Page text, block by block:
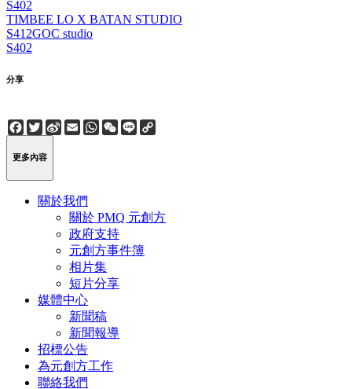
S402
TIMBEE LO X BATAN STUDIO
S412GOC studio
S402
分享
Facebook
Twitter
Sina
Weibo
EmailWhatsApp
WeChat
Line
更多內容
關於我們
關於 PMQ 元創方
政府支持
元創方事件簿
相片集
短片分享
媒體中心
新聞稿
新聞報導
招標公告
為元創方工作
聯絡我們